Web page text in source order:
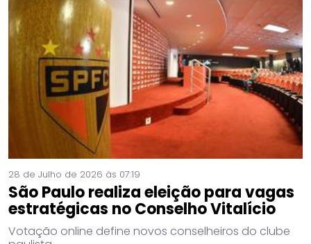
28 de Julho de 2026 às 07:19
São Paulo realiza eleição para vagas
estratégicas no Conselho Vitalício
Votação online define novos conselheiros do clube